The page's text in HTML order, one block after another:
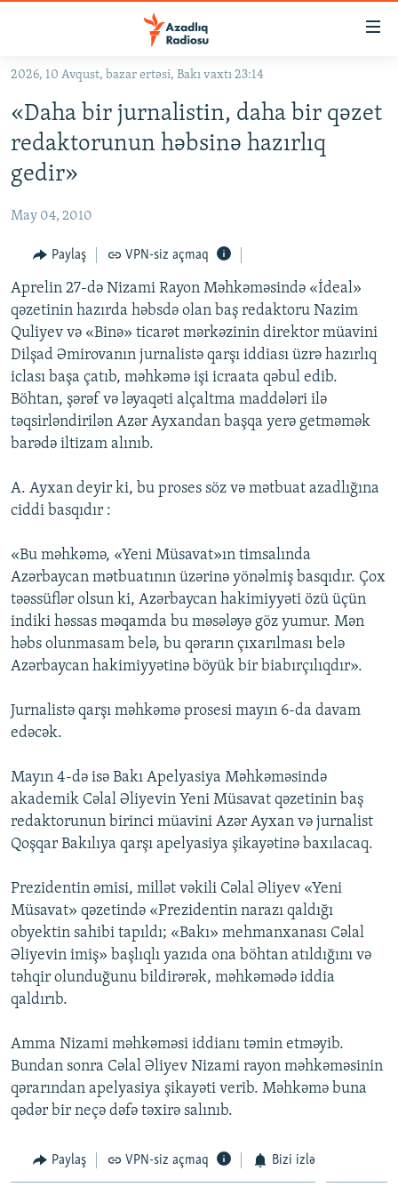
Əsas
qayıt
Əsas
naviqasiyaya
qayıt
KORRUPSIOMETR
#ƏSLINDƏ
FƏRQƏ BAX
QANUNI DOĞRU
ARAŞDIRMA
MULTIMEDIA
VIDEO
FOTOQALEREYA
İNFOQRAFIKA
KARIKATURA
RADIO ARXIV
OXU ZALI
AZƏRBAYCAN ƏDƏBIYYATI KITABXANASI
İSLAM VƏ DEMOKRATIYA
İZ - MƏDƏNIYYƏT PROQRAMI
HAQQIMIZDA
MISSIYAMIZ
PEŞƏ ETIKASI VƏ JURNALISTIKA STANDARTLARIMIZ
MATERIALLARIMIZDAN ISTIFADƏ
AZADLIQRADIOSU MOBIL TELEFONUNUZDA
XƏBƏR BÜLLETENLƏRIMIZ
BIZI IZLƏ
RFE/RL-in bütün saytları
2026, 10 Avqust, bazar ertəsi, Bakı vaxtı 23:14
«Daha bir jurnalistin, daha bir qəzet
redaktorunun həbsinə hazırlıq
gedir»
May 04, 2010
Paylaş VPN-siz açmaq
Aprelin 27-də Nizami Rayon Məhkəməsində «İdeal»
qəzetinin hazırda həbsdə olan baş redaktoru Nazim
Quliyev və «Binə» ticarət mərkəzinin direktor müavini
Dilşad Əmirovanın jurnalistə qarşı iddiası üzrə hazırlıq
iclası başa çatıb, məhkəmə işi icraata qəbul edib.
Böhtan, şərəf və ləyaqəti alçaltma maddələri ilə
təqsirləndirilən Azər Ayxandan başqa yerə getməmək
barədə iltizam alınıb.
A. Ayxan deyir ki, bu proses söz və mətbuat azadlığına
ciddi basqıdır :
«Bu məhkəmə, «Yeni Müsavat»ın timsalında
Azərbaycan mətbuatının üzərinə yönəlmiş basqıdır. Çox
təəssüflər olsun ki, Azərbaycan hakimiyyəti özü üçün
indiki həssas məqamda bu məsələyə göz yumur. Mən
həbs olunmasam belə, bu qərarın çıxarılması belə
Azərbaycan hakimiyyətinə böyük bir biabırçılıqdır».
Jurnalistə qarşı məhkəmə prosesi mayın 6-da davam
edəcək.
Mayın 4-də isə Bakı Apelyasiya Məhkəməsində
akademik Cəlal Əliyevin Yeni Müsavat qəzetinin baş
redaktorunun birinci müavini Azər Ayxan və jurnalist
Qoşqar Bakılıya qarşı apelyasiya şikayətinə baxılacaq.
Prezidentin əmisi, millət vəkili Cəlal Əliyev «Yeni
Müsavat» qəzetində «Prezidentin narazı qaldığı
obyektin sahibi tapıldı; «Bakı» mehmanxanası Cəlal
Əliyevin imiş» başlıqlı yazıda ona böhtan atıldığını və
təhqir olunduğunu bildirərək, məhkəmədə iddia
qaldırıb.
Amma Nizami məhkəməsi iddianı təmin etməyib.
Bundan sonra Cəlal Əliyev Nizami rayon məhkəməsinin
qərarından apelyasiya şikayəti verib. Məhkəmə buna
qədər bir neçə dəfə təxirə salınıb.
Paylaş VPN-siz açmaq Bizi izlə